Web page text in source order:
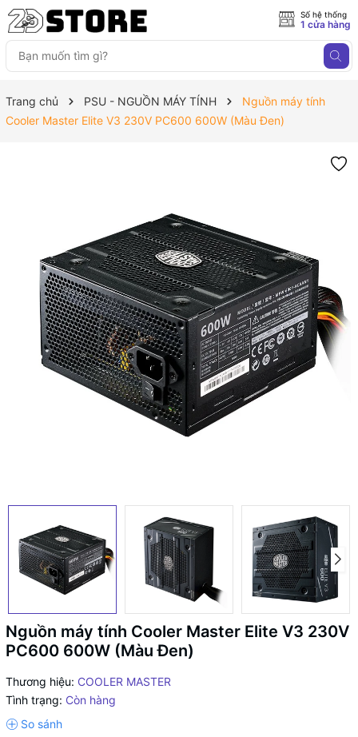
Số hệ thống
1 cửa hàng
Trang chủ PSU - NGUỒN MÁY TÍNH
Nguồn máy tính
Cooler Master Elite V3 230V PC600 600W (Màu Đen)
Nguồn máy tính Cooler Master Elite V3 230V
PC600 600W (Màu Đen)
Thương hiệu: COOLER MASTER
Tình trạng: Còn hàng